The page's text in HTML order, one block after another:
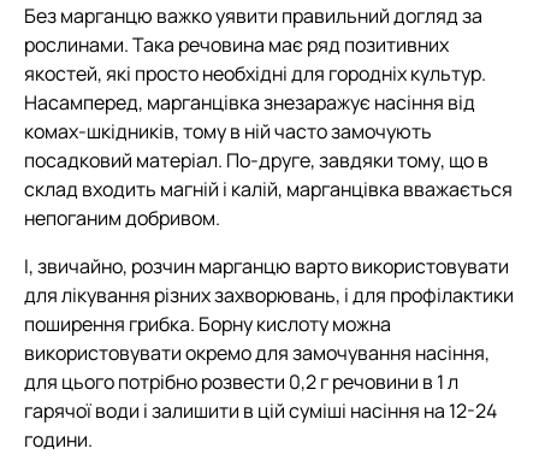
Без марганцю важко уявити правильний догляд за
рослинами. Така речовина має ряд позитивних
якостей, які просто необхідні для городніх культур.
Насамперед, марганцівка знезаражує насіння від
комах-шкідників, тому в ній часто замочують
посадковий матеріал. По-друге, завдяки тому, що в
склад входить магній і калій, марганцівка вважається
непоганим добривом.
І, звичайно, розчин марганцю варто використовувати
для лікування різних захворювань, і для профілактики
поширення грибка. Борну кислоту можна
використовувати окремо для замочування насіння,
для цього потрібно розвести 0,2 г речовини в 1 л
гарячої води і залишити в цій суміші насіння на 12-24
години.